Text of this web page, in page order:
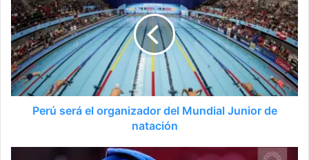
Perú será el organizador del Mundial Junior de
natación